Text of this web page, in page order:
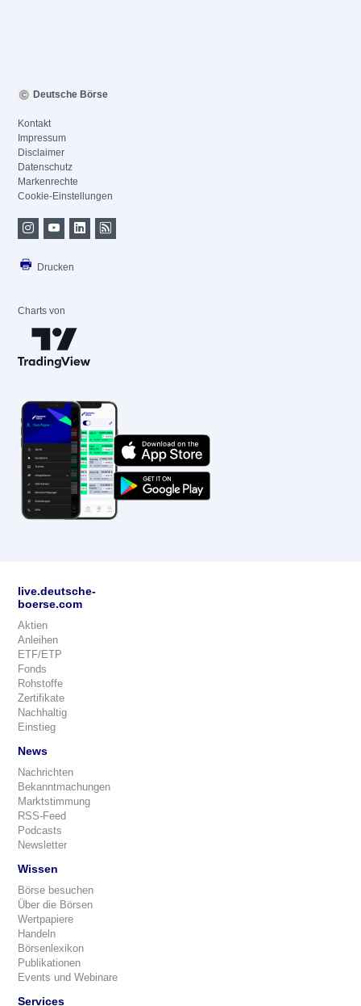
Deutsche Börse
Kontakt
Impressum
Disclaimer
Datenschutz
Markenrechte
Cookie-Einstellungen
Drucken
Charts von
live.deutsche-
boerse.com
Aktien
Anleihen
ETF/ETP
Fonds
Rohstoffe
Zertifikate
Nachhaltig
Einstieg
News
Nachrichten
Bekanntmachungen
Marktstimmung
RSS-Feed
Podcasts
Newsletter
Wissen
Börse besuchen
Über die Börsen
Wertpapiere
Handeln
Börsenlexikon
Publikationen
Events und Webinare
Services